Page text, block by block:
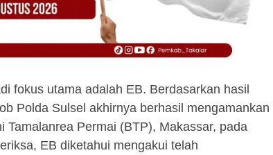
fokus utama adalah EB. Berdasarkan hasil
Polda Sulsel akhirnya berhasil mengamankan
Tamalanrea Permai (BTP), Makassar, pada
EB diketahui mengakui telah